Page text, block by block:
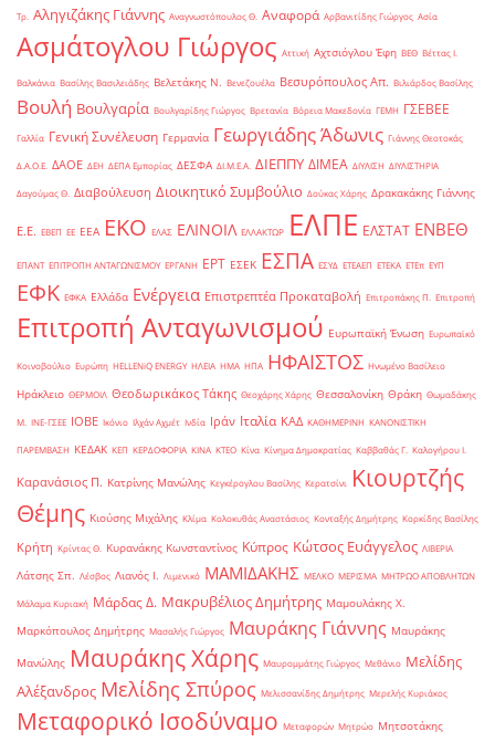
Τρ. Αληγιζάκης Γιάννης Αναγνωστόπουλος Θ. Αναφορά Αρβανιτίδης Γιώργος Ασία
Ασμάτογλου Γιώργος Αττική Αχτσιόγλου Έφη ΒΕΘ Βέττας Ι.
Βαλκάνια Βασίλης Βασιλειάδης Βελετάκης Ν. Βενεζουέλα Βεσυρόπουλος Απ. Βιλιάρδος Βασίλης
Βουλή Βουλγαρία Βουλγαρίδης Γιώργος Βρετανία Βόρεια Μακεδονία ΓΕΜΗ ΓΣΕΒΕΕ
Γαλλία Γενική Συνέλευση Γερμανία Γεωργιάδης Άδωνις Γιάννης Θεοτοκάς
Δ.Α.Ο.Ε. ΔΑΟΕ ΔΕΗ ΔΕΠΑ Εμπορίας ΔΕΣΦΑ ΔΙ.Μ.Ε.Α. ΔΙΕΠΠΥ ΔΙΜΕΑ ΔΙΥΛΙΣΗ ΔΙΥΛΙΣΤΗΡΙΑ
Δαγούμας Θ. Διαβούλευση Διοικητικό Συμβούλιο Δούκας Χάρης Δρακακάκης Γιάννης
Ε.Ε. ΕΒΕΠ ΕΕ ΕΕΑ ΕΚΟ ΕΛΑΣ ΕΛΙΝΟΙΛ ΕΛΛΑΚΤΩΡ ΕΛΠΕ ΕΛΣΤΑΤ ΕΝΒΕΘ
ΕΠΑΝΤ ΕΠΙΤΡΟΠΗ ΑΝΤΑΓΩΝΙΣΜΟΥ ΕΡΓΑΝΗ ΕΡΤ ΕΣΕΚ ΕΣΠΑ ΕΣΥΔ ΕΤΕΑΕΠ ΕΤΕΚΑ ΕΤΕπ ΕΥΠ
ΕΦΚ ΕΦΚΑ Ελλάδα Ενέργεια Επιστρεπτέα Προκαταβολή Επιτροπάκης Π. Επιτροπή
Επιτροπή Ανταγωνισμού Ευρωπαϊκή Ένωση Ευρωπαϊκό
Κοινοβούλιο Ευρώπη ΗELLENiQ ENERGY ΗΛΕΙΑ ΗΜΑ ΗΠΑ ΗΦΑΙΣΤΟΣ Ηνωμένο Βασίλειο
Ηράκλειο ΘΕΡΜΟΙΛ Θεοδωρικάκος Τάκης Θεοχάρης Χάρης Θεσσαλονίκη Θράκη Θωμαδάκης
Μ. ΙΝΕ-ΓΣΕΕ ΙΟΒΕ Ικόνιο Ιλχάν Αχμέτ Ινδία Ιράν Ιταλία ΚΑΔ ΚΑΘΗΜΕΡΙΝΗ ΚΑΝΟΝΙΣΤΙΚΗ
ΠΑΡΕΜΒΑΣΗ ΚΕΔΑΚ ΚΕΠ ΚΕΡΔΟΦΟΡΙΑ ΚΙΝΑ ΚΤΕΟ Κίνα Κίνημα Δημοκρατίας Καββαθάς Γ. Καλογήρου Ι.
Καρανάσιος Π. Κατρίνης Μανώλης Κεγκέρογλου Βασίλης Κερατσίνι
Κιουρτζής
Θέμης Κιούσης Μιχάλης Κλίμα Κολοκυθάς Αναστάσιος Κονταξής Δημήτρης Κορκίδης Βασίλης
Κρήτη Κρίντας Θ. Κυρανάκης Κωνσταντίνος Κύπρος Κώτσος Ευάγγελος ΛΙΒΕΡΙΑ
Λάτσης Σπ. Λέσβος Λιανός Ι. Λιμενικό ΜΑΜΙΔΑΚΗΣ ΜΕΛΚΟ ΜΕΡΙΣΜΑ ΜΗΤΡΩΟ ΑΠΟΒΛΗΤΩΝ
Μάλαμα Κυριακή Μάρδας Δ. Μακρυβέλιος Δημήτρης Μαμουλάκης Χ.
Μαρκόπουλος Δημήτρης Μασαλής Γιώργος Μαυράκης Γιάννης Μαυράκης
Μανώλης Μαυράκης Χάρης Μαυρομμάτης Γιώργος Μεθάνιο Μελίδης
Αλέξανδρος Μελίδης Σπύρος Μελισσανίδης Δημήτρης Μερελής Κυριάκος
Μεταφορικό Ισοδύναμο Μεταφορών Μητρώο Μητσοτάκης